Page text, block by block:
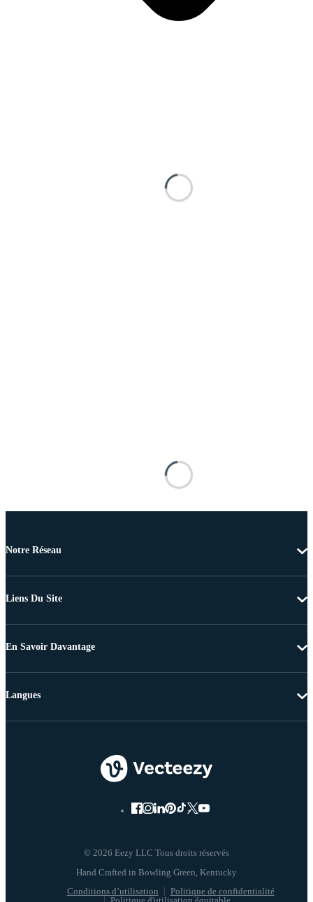
Notre Réseau
Liens Du Site
En Savoir Davantage
© 2026 Eezy LLC Tous droits réservés
Conditions d’utilisation
Politique de confidentialité
Langues